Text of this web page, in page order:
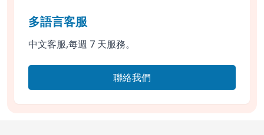
多語言客服
中文客服,每週 7 天服務。
聯絡我們